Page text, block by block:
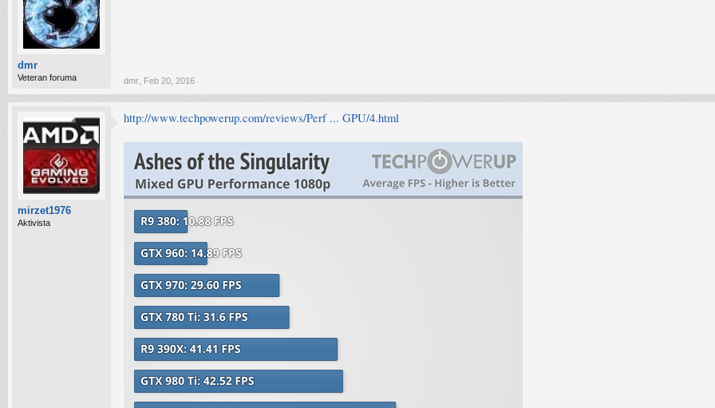
dmr
Veteran foruma dmr Feb 20, 2016
mirzet1976
Aktivista
http://www.techpowerup.com/reviews/Perf ... GPU/4.html